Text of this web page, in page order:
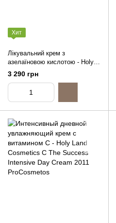
Хит
Лікувальний крем з
азелаїновою кислотою - Holy
Land Renew Formula Treatment
Cream with Azelaic Acid, 30ml
3 290 грн